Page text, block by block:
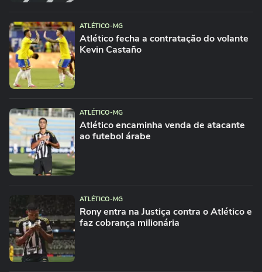
ATLÉTICO-MG
Atlético fecha a contratação do volante
Kevin Castaño
ATLÉTICO-MG
Atlético encaminha venda de atacante
ao futebol árabe
ATLÉTICO-MG
Rony entra na Justiça contra o Atlético e
faz cobrança milionária